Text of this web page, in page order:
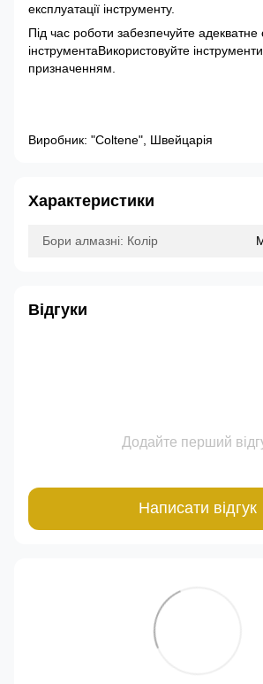
експлуатації інструменту.
Під час роботи забезпечуйте
інструментаВикористовуйте
призначенням.
Виробник: "Coltene", Швейцарія
Характеристики
Бори алмазні: Колір
Відгуки
Додайте перший
Написати відгук